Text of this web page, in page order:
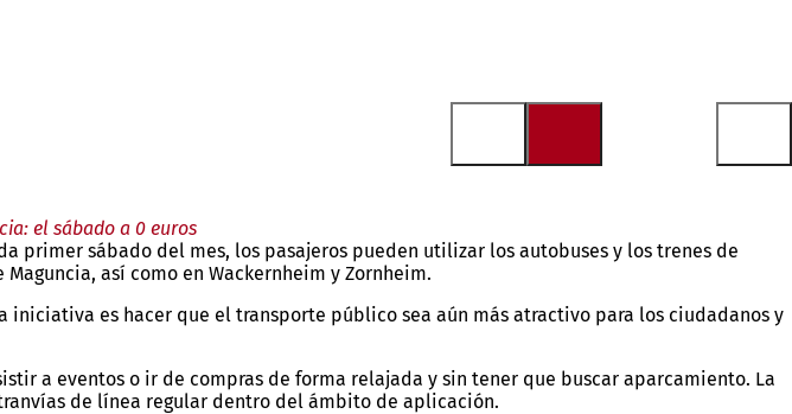
el sábado a 0 euros
primer sábado del mes, los pasajeros pueden utilizar los autobuses y los trenes de
así como en Wackernheim y Zornheim.
es hacer que el transporte público sea aún más atractivo para los ciudadanos y
a eventos o ir de compras de forma relajada y sin tener que buscar aparcamiento. La
de línea regular dentro del ámbito de aplicación.